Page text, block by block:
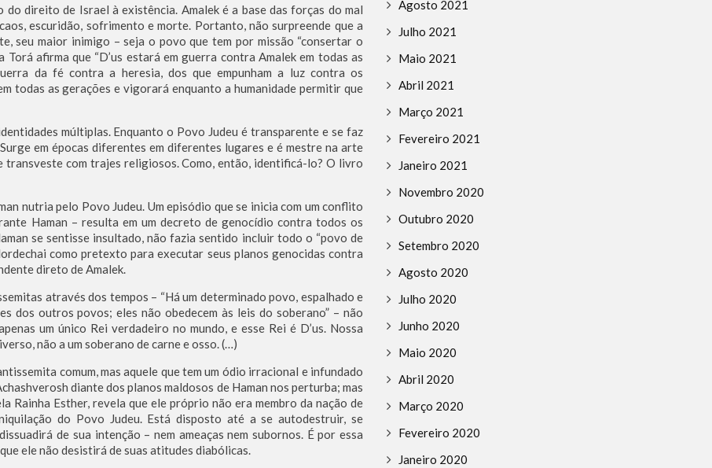
direito de Israel à existência. Amalek é a base das forças do mal
escuridão, sofrimento e morte. Portanto, não surpreende que a
seu maior inimigo – seja o povo que tem por missão “consertar o
Torá afirma que “D’us estará em guerra contra Amalek em todas as
da fé contra a heresia, dos que empunham a luz contra os
todas as gerações e vigorará enquanto a humanidade permitir que
múltiplas. Enquanto o Povo Judeu é transparente e se faz
em épocas diferentes em diferentes lugares e é mestre na arte
transveste com trajes religiosos. Como, então, identificá-lo? O livro
nutria pelo Povo Judeu. Um episódio que se inicia com um conflito
Haman – resulta em um decreto de genocídio contra todos os
se sentisse insultado, não fazia sentido incluir todo o “povo de
como pretexto para executar seus planos genocidas contra
direto de Amalek.
através dos tempos – “Há um determinado povo, espalhado e
dos outros povos; eles não obedecem às leis do soberano” – não
um único Rei verdadeiro no mundo, e esse Rei é D’us. Nossa
não a um soberano de carne e osso. (…)
comum, mas aquele que tem um ódio irracional e infundado
diante dos planos maldosos de Haman nos perturba; mas
Rainha Esther, revela que ele próprio não era membro da nação de
do Povo Judeu. Está disposto até a se autodestruir, se
de sua intenção – nem ameaças nem subornos. É por essa
ele não desistirá de suas atitudes diabólicas.
Agosto 2021
Julho 2021
Maio 2021
Abril 2021
Março 2021
Fevereiro 2021
Janeiro 2021
Novembro 2020
Outubro 2020
Setembro 2020
Agosto 2020
Julho 2020
Junho 2020
Maio 2020
Abril 2020
Março 2020
Fevereiro 2020
Janeiro 2020